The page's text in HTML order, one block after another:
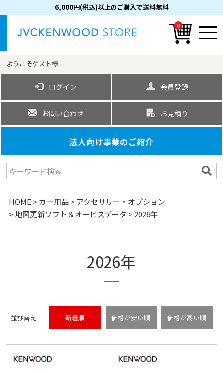
6,000円(税込)以上のご購入で送料無料
0
ようこそゲスト様
ログイン 会員登録
お問い合わせ お見積り
法人向け事業のご紹介
HOME カー用品
アクセサリー・オプション
地図更新ソフト＆オービスデータ
2026年
2026年
並び替え 新着順 価格が安い順 価格が高い順